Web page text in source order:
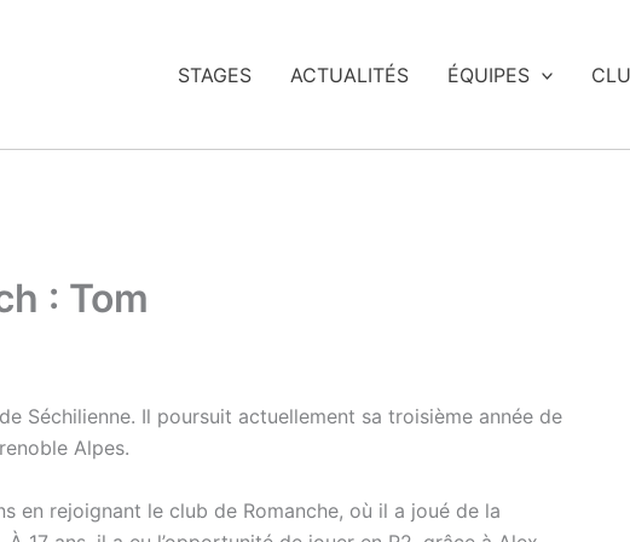
STAGES ACTUALITÉS ÉQUIPES
: Tom
Séchilienne. Il poursuit actuellement sa troisième année de
Alpes.
en rejoignant le club de Romanche, où il a joué de la